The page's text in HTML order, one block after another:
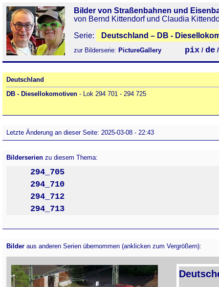
Bilder von Straßenbahnen und
von Bernd Kittendorf und Claudia
Serie:
Deutschland – DB -
zur Bilderserie: PictureGallery pix / de
Deutschland
DB - Diesellokomotiven - Lok 294 701 - 294 725
Letzte Änderung an dieser Seite: 2025-03-08 - 22:43
Bilderserien zu diesem Thema:
294_705
294_710
294_712
294_713
Bilder aus anderen Serien übernommen (anklicken zum Vergrößern):